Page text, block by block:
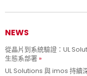
NEWS
從晶片到系統驗證：UL
生態系部署
UL Solutions 與 imos 持續